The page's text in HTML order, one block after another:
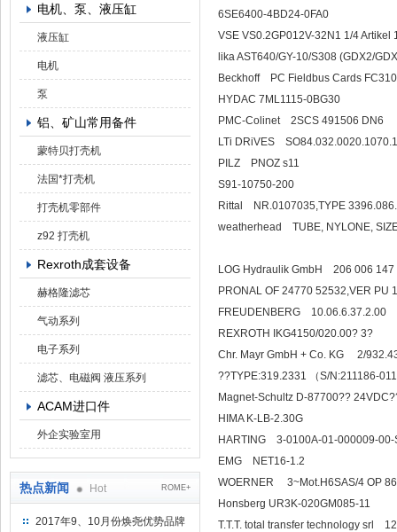
电机、泵、液压缸
液压缸
电机
泵
铝、矿山常用备件
蒙特贝打壳机
法国*打壳机
打壳机零部件
z92 打壳机
Rexroth成套设备
赫格隆滤芯
气动系列
电子系列
滤芯、电磁阀 液压系列
ACAM进口件
外企实验室用
热点新闻 Hot ROME+
2017年9、10月份焕尧优势品牌
6SE6400-4BD24-0FA0
VSE VS0.2GP012V-32N1 1/4 Artikel
lika AST640/GY-10/S308
Beckhoff PC
HYDAC 7ML1115-0BG30
PMC-Colinet 2SCS 491506 DN6
LTi DRiVES
PILZ PNOZ
S91-10750-200
Rittal NR.0107035,TYPE
weatherhead TUBE,
LOG Hydraulik GmbH 206 006 147
PRONAL OF 24770 52532,VER
FREUDENBERG 10.06.6.37.2.00
REXROTH IKG4150/
Chr. Mayr GmbH +
??TYPE:319.2331 （S/N:211186-
Magnet-Schultz D-87700??
HIMA K-LB-2.30G
HARTING 3-0100A-01-
EMG
WOERNER
Honsberg UR3K-020GM085-11
T.T.T. total transfer technology srl